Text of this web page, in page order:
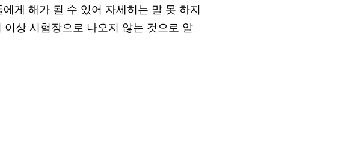
게 해가 될 수 있어 자세히는 말 못 하지
상 시험장으로 나오지 않는 것으로 알